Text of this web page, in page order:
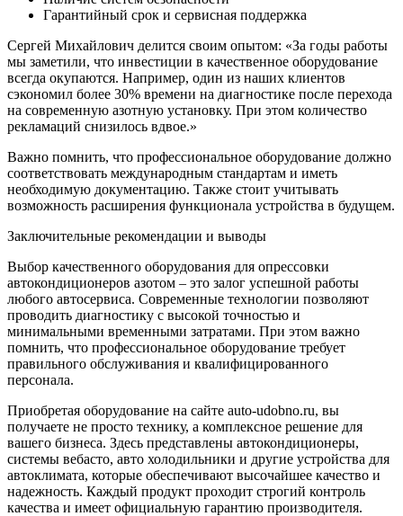
Гарантийный срок и сервисная поддержка
Сергей Михайлович делится своим опытом: «За годы работы
мы заметили, что инвестиции в качественное оборудование
всегда окупаются. Например, один из наших клиентов
сэкономил более 30% времени на диагностике после перехода
на современную азотную установку. При этом количество
рекламаций снизилось вдвое.»
Важно помнить, что профессиональное оборудование должно
соответствовать международным стандартам и иметь
необходимую документацию. Также стоит учитывать
возможность расширения функционала устройства в будущем.
Заключительные рекомендации и выводы
Выбор качественного оборудования для опрессовки
автокондиционеров азотом – это залог успешной работы
любого автосервиса. Современные технологии позволяют
проводить диагностику с высокой точностью и
минимальными временными затратами. При этом важно
помнить, что профессиональное оборудование требует
правильного обслуживания и квалифицированного
персонала.
Приобретая оборудование на сайте auto-udobno.ru, вы
получаете не просто технику, а комплексное решение для
вашего бизнеса. Здесь представлены автокондиционеры,
системы вебасто, авто холодильники и другие устройства для
автоклимата, которые обеспечивают высочайшее качество и
надежность. Каждый продукт проходит строгий контроль
качества и имеет официальную гарантию производителя.